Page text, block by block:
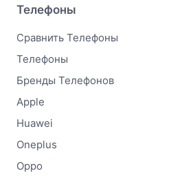
Телефоны
Сравнить Телефоны
Телефоны
Бренды Телефонов
Apple
Huawei
Oneplus
Oppo